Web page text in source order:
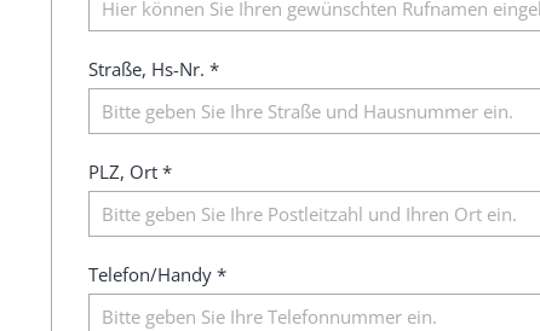
Straße, Hs-Nr. *
PLZ, Ort *
Telefon/Handy *